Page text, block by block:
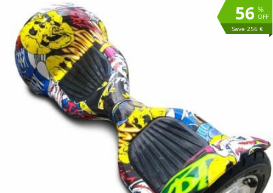
%
OFF
56
Save 256 €